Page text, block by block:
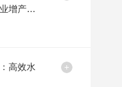
增产与
高效水